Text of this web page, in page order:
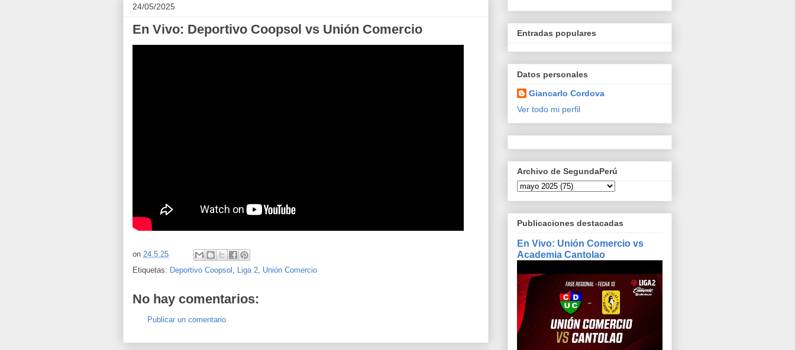
24/05/2025
En Vivo: Deportivo Coopsol vs Unión Comercio
on 24.5.25
Etiquetas: Deportivo Coopsol Liga 2 Unión Comercio
No hay comentarios:
Publicar un comentario
Entradas populares
Datos personales
Giancarlo Cordova
Ver todo mi perfil
Archivo de SegundaPerú
Publicaciones destacadas
En Vivo: Unión Comercio vs
Academia Cantolao